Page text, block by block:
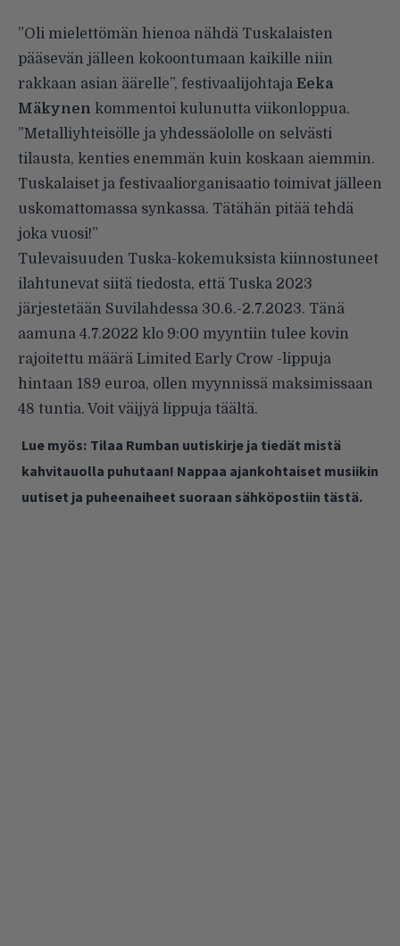
”Oli mielettömän hienoa nähdä Tuskalaisten
pääsevän jälleen kokoontumaan kaikille niin
rakkaan asian äärelle”, festivaalijohtaja Eeka
Mäkynen kommentoi kulunutta viikonloppua.
”Metalliyhteisölle ja yhdessäololle on selvästi
tilausta, kenties enemmän kuin koskaan aiemmin.
Tuskalaiset ja festivaaliorganisaatio toimivat jälleen
uskomattomassa synkassa. Tätähän pitää tehdä
joka vuosi!”
Tulevaisuuden Tuska-kokemuksista kiinnostuneet
ilahtunevat siitä tiedosta, että Tuska 2023
järjestetään Suvilahdessa 30.6.-2.7.2023. Tänä
aamuna 4.7.2022 klo 9:00 myyntiin tulee kovin
rajoitettu määrä Limited Early Crow -lippuja
hintaan 189 euroa, ollen myynnissä maksimissaan
48 tuntia. Voit väijyä lippuja täältä.
Lue myös: Tilaa Rumban uutiskirje ja tiedät mistä
kahvitauolla puhutaan! Nappaa ajankohtaiset musiikin
uutiset ja puheenaiheet suoraan sähköpostiin tästä.